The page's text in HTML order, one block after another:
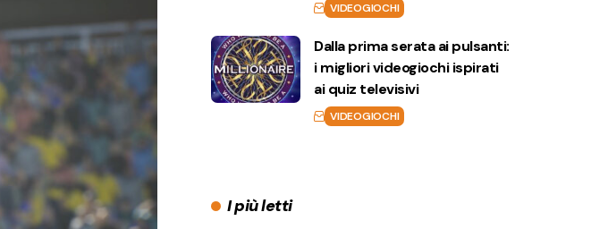
VIDEOGIOCHI
Dalla prima serata ai pulsanti:
i migliori videogiochi ispirati
ai quiz televisivi
VIDEOGIOCHI
I più letti